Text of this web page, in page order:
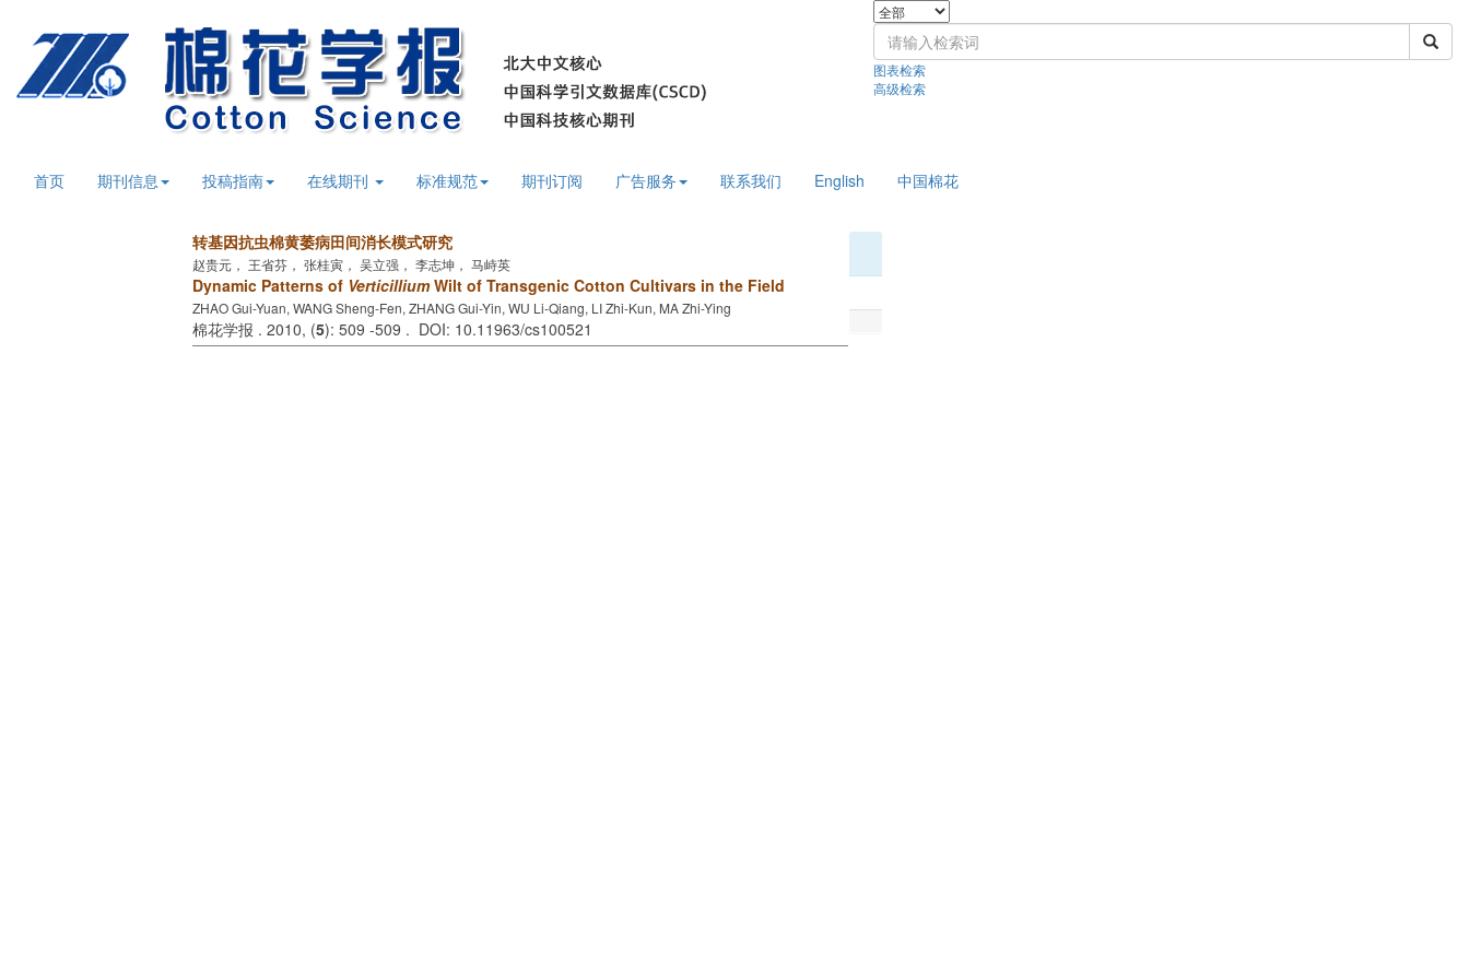
图表检索
高级检索
首页 期刊信息 投稿指南 在线期刊 标准规范 期刊订阅 广告服务 联系我们 English 中国棉花
转基因抗虫棉黄萎病田间消长模式研究
赵贵元， 王省芬， 张桂寅， 吴立强， 李志坤， 马峙英
Dynamic Patterns of VerticilliumWilt of Transgenic Cotton Cultivars in the Field
ZHAO Gui-Yuan, WANG Sheng-Fen, ZHANG Gui-Yin, WU Li-Qiang, LI Zhi-Kun, MA Zhi-Ying
棉花学报 . 2010, (5): 509 -509 . DOI: 10.11963/cs100521